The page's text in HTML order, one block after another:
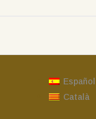
Español
Català